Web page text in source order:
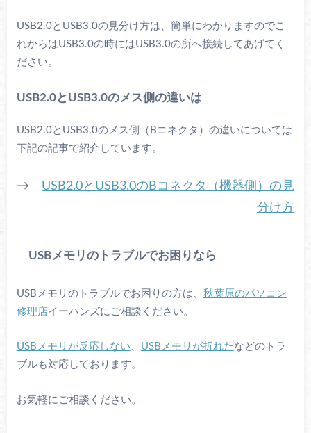
USB2.0とUSB3.0の見分け方は、簡単にわかりますのでこ
れからはUSB3.0の時にはUSB3.0の所へ接続してあげてく
ださい。
USB2.0とUSB3.0のメス側の違いは
USB2.0とUSB3.0のメス側（Bコネクタ）の違いについては
下記の記事で紹介しています。
→ USB2.0とUSB3.0のBコネクタ（機器側）の見
分け方
USBメモリのトラブルでお困りなら
USBメモリのトラブルでお困りの方は、 秋葉原のパソコン
修理店イーハンズにご相談ください。
USBメモリが反応しない 、 USBメモリが折れた などのトラ
ブルも対応しております。
お気軽にご相談ください。